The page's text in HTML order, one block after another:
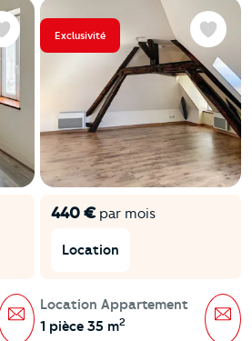
Favoris
Message
Exclusivité
440 €par mois
Location
Location Appartement
1 pièce 35 m2
Favoris